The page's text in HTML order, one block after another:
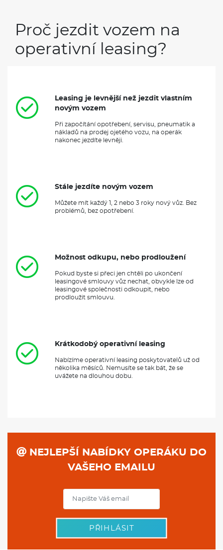
Proč jezdit vozem na
operativní leasing?
Leasing je levnější než jezdit vlastním
novým vozem
Při započítání opotřebení, servisu, pneumatik a
nákladů na prodej ojetého vozu, na operák
nakonec jezdíte levněji.
Stále jezdíte novým vozem
Můžete mít každý 1, 2 nebo 3 roky nový vůz. Bez
problémů, bez opotřebení.
Možnost odkupu, nebo prodloužení
Pokud byste si přeci jen chtěli po ukončení
leasingové smlouvy vůz nechat, obvykle lze od
leasingové společnosti odkoupit, nebo
prodloužit smlouvu.
Krátkodobý operativní leasing
Nabízíme operativní leasing poskytovatelů už od
několika měsíců. Nemusíte se tak bát, že se
uvážete na dlouhou dobu.
NEJLEPŠÍ NABÍDKY OPERÁKU DO
VAŠEHO EMAILU
PŘIHLÁSIT